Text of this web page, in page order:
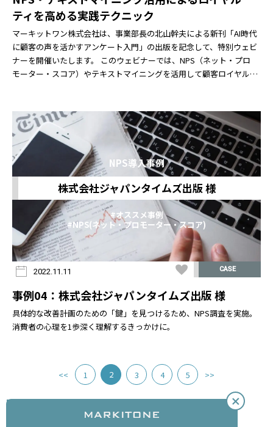
ティを高める実践テクニック
マーキットワン株式会社は、事業部長の北山幹夫による新刊「AI時代
に顧客の声を活かすアンケート入門」の出版を記念して、特別ウェビ
ナーを開催いたします。 このウェビナーでは、NPS（ネット・プロ
モーター・スコア）やテキストマイニングを活用して顧客ロイヤル
NPS導入事例
株式会社ジャパンタイムズ出版 様
#オススメ事例
#NPS(ネット・プロモーター・スコア)
2022.11.11 CASE
事例04：株式会社ジャパンタイムズ出版 様
具体的な改善計画のための「鍵」を見つけるため、NPS調査を実施。
消費者の心理を1歩深く理解するきっかけに。
<< 1 2 3 4 5 >>